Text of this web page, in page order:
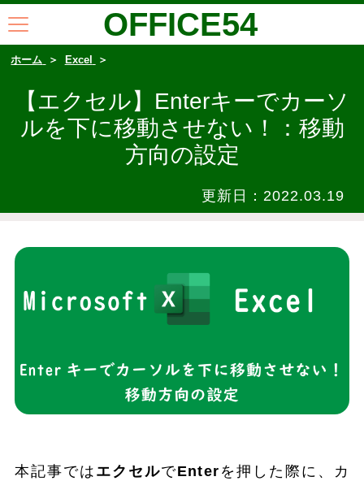
OFFICE54
ホーム Excel
【エクセル】Enterキーでカーソ
ルを下に移動させない！：移動
方向の設定
更新日： 2022.03.19
本記事では エクセルでEnter を押した際に、カ